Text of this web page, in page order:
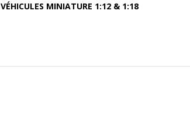
VÉHICULES MINIATURE 1:12 & 1:18